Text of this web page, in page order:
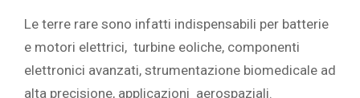
Le terre rare sono infatti indispensabili per batterie
e motori elettrici, turbine eoliche, componenti
elettronici avanzati, strumentazione biomedicale ad
alta precisione, applicazioni aerospaziali.